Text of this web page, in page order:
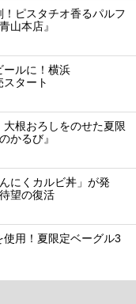
ピスタチオ香るパルフ
山本店』
ールに！横浜
スタート
根おろしをのせた夏限
かるび』
にくカルビ丼」が発
望の復活
用！夏限定ベーグル3